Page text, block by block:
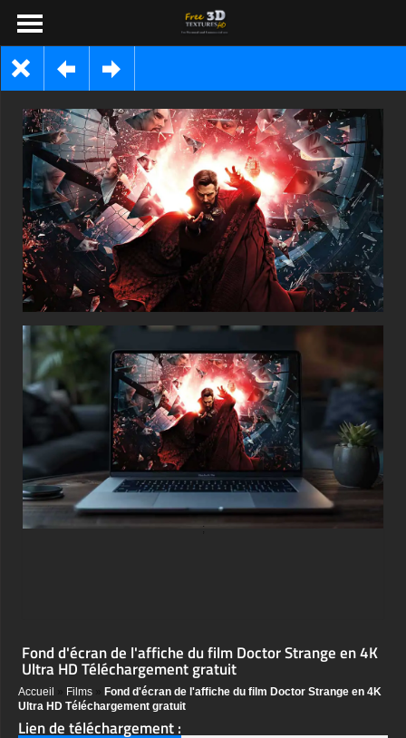
;
Fond d'écran de l'affiche du film Doctor Strange en 4K
Ultra HD Téléchargement gratuit
Accueil Films
Fond d'écran de l'affiche du film Doctor Strange en 4K
Ultra HD Téléchargement gratuit
Lien de téléchargement :